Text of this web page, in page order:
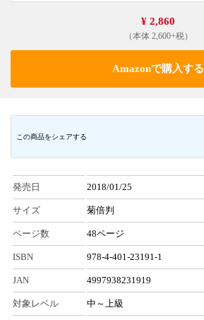
¥ 2,860
（本体 2,600+税）
Amazonで購入する
この商品をシェアする
発売日 2018/01/25
サイズ 菊倍判
ページ数 48ページ
ISBN 978-4-401-23191-1
JAN 4997938231919
対象レベル 中～上級